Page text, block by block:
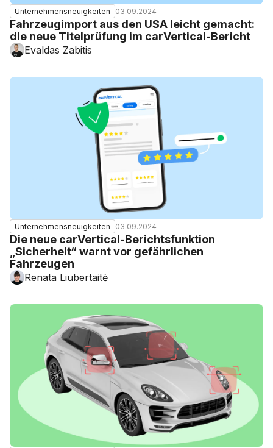
Unternehmensneuigkeiten 03.09.2024
Fahrzeugimport aus den USA leicht gemacht:
die neue Titelprüfung im carVertical-Bericht
Evaldas Zabitis
Unternehmensneuigkeiten 03.09.2024
Die neue carVertical-Berichtsfunktion
„Sicherheit“ warnt vor gefährlichen
Fahrzeugen
Renata Liubertaitė